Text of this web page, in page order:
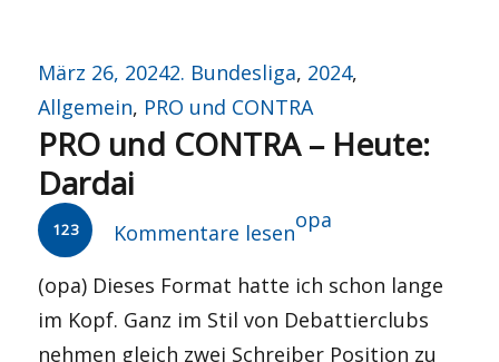
Veröffentlicht
am
März 26, 2024Kategorien
2. Bundesliga, 2024,
Allgemein, PRO und CONTRA
PRO und CONTRA – Heute:
Dardai
123 Kommentare lesen
Autor
opa
(opa) Dieses Format hatte ich schon lange
im Kopf. Ganz im Stil von Debattierclubs
nehmen gleich zwei Schreiber Position zu